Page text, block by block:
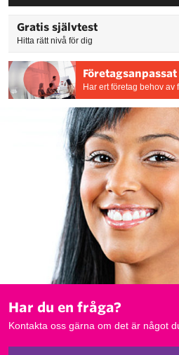
Gratis självtest
Hitta rätt nivå för dig
Företagsanpassat
Har du en fråga?
Kontakta oss gärna om det är något